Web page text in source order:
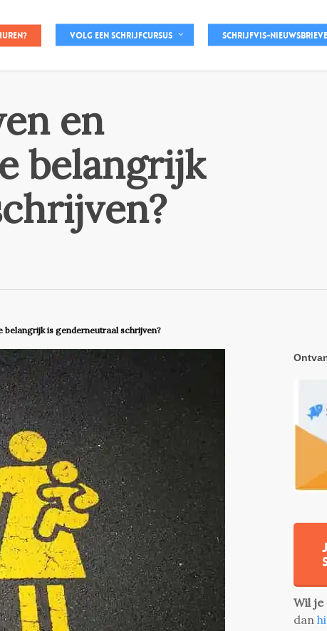
Volg een schrijfcursus Schrijfvis-
en
belangrijk
is genderneutraal schrijven?
Wil je
dan